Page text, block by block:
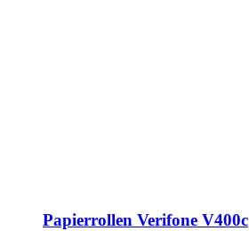
Papierrollen Verifone V400c